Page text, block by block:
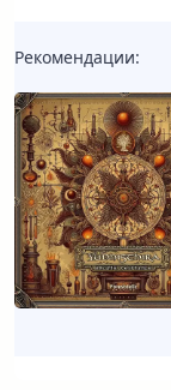
Рекомендации: